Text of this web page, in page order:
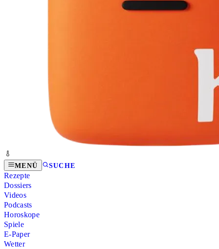
MENÜ SUCHE
Rezepte
Dossiers
Videos
Podcasts
Horoskope
Spiele
E-Paper
Wetter